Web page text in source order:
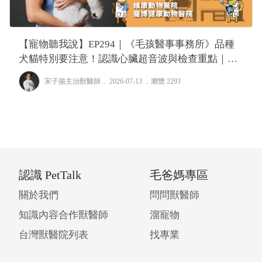
【寵物聽我說】EP294｜《毛孩醫事事務所》品種
犬貓特別要注意！認識心臟超音波與檢查重點｜專
業獸醫—宋子揚
宋子揚主治獸醫師 ． 2026-07-13 ． 瀏覽 2293
認識 PetTalk
關於我們
知識內容合作獸醫師
台灣獸醫院列表
毛爸媽專區
問問獸醫師
溜寵物
找專業